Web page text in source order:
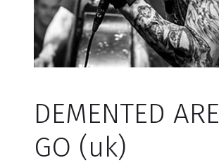
DEMENTED ARE
GO (uk)